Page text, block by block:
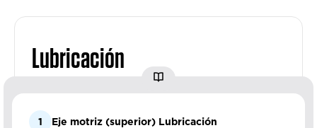
Lubricación
1 Eje motriz (superior) Lubricación